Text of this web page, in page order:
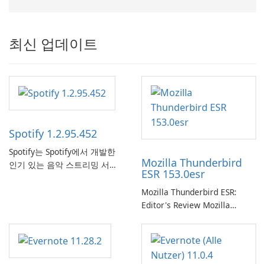
최신 업데이트
Spotify 1.2.95.452
Spotify는 Spotify에서 개발한
인기 있는 음악 스트리밍 서비
취 및 소셜 공유와 같은 기능을
통해 Spotify는 사용자가 좋아
Mozilla Thunderbird
ESR 153.0esr
Mozilla Thunderbird ESR:
Editor's Review Mozilla
Support Release) is the long-
term support channel of the
Thunderbird desktop email